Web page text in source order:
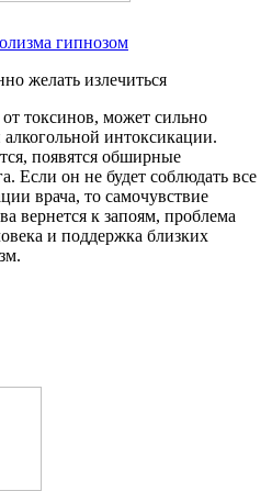
гипнозом
желать излечиться
токсинов, может сильно
интоксикации.
появятся обширные
Если он не будет соблюдать все
врача, то самочувствие
вернется к запоям, проблема
и поддержка близких